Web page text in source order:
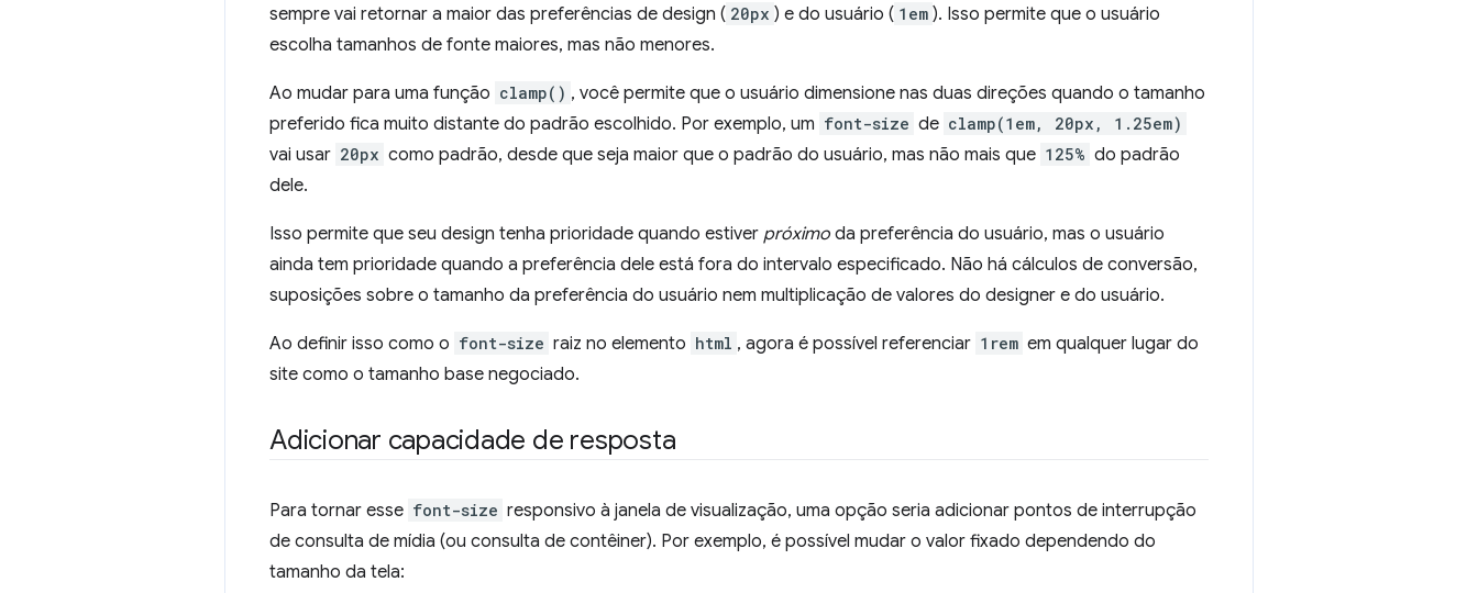
sempre vai retornar a maior das preferências de design ( 20px ) e do usuário ( 1em ). Isso permite que o usuário
escolha tamanhos de fonte maiores, mas não menores.
Ao mudar para uma função clamp() , você permite que o usuário dimensione nas duas direções quando o tamanho
preferido fica muito distante do padrão escolhido. Por exemplo, um font-size de clamp(1em, 20px, 1.25em)
vai usar 20px como padrão, desde que seja maior que o padrão do usuário, mas não mais que 125% do padrão
dele.
Isso permite que seu design tenha prioridade quando estiver próximo da preferência do usuário, mas o usuário
ainda tem prioridade quando a preferência dele está fora do intervalo especificado. Não há cálculos de conversão,
suposições sobre o tamanho da preferência do usuário nem multiplicação de valores do designer e do usuário.
Ao definir isso como o font-size raiz no elemento html , agora é possível referenciar 1rem em qualquer lugar do
site como o tamanho base negociado.
Adicionar capacidade de resposta
Para tornar esse font-size responsivo à janela de visualização, uma opção seria adicionar pontos de interrupção
de consulta de mídia (ou consulta de contêiner). Por exemplo, é possível mudar o valor fixado dependendo do
tamanho da tela: